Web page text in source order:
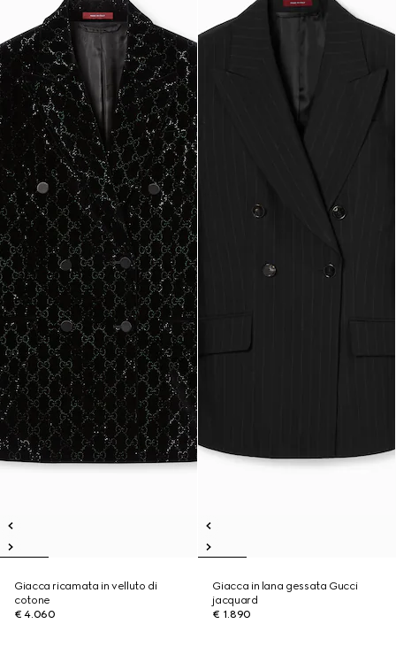
Giacca ricamata in velluto di
cotone
€ 4.060
Giacca in lana gessata Gucci
jacquard
€ 1.890